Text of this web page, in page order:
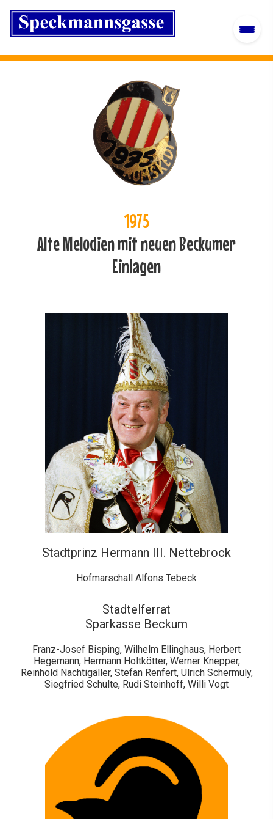
1975
Alte Melodien mit neuen Beckumer
Einlagen
Stadtprinz Hermann III. Nettebrock
Hofmarschall Alfons Tebeck
Stadtelferrat
Sparkasse Beckum
Franz-Josef Bisping, Wilhelm Ellinghaus, Herbert
Hegemann, Hermann Holtkötter, Werner Knepper,
Reinhold Nachtigäller, Stefan Renfert, Ulrich Schermuly,
Siegfried Schulte, Rudi Steinhoff, Willi Vogt